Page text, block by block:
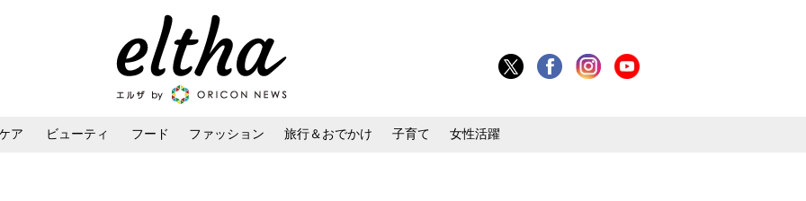
ア ビューティ フード ファッション 旅行＆おでかけ 子育て 女性活躍